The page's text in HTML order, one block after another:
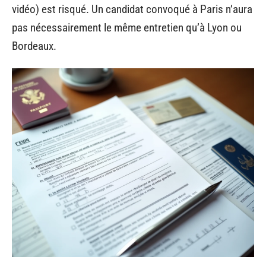
vidéo) est risqué. Un candidat convoqué à Paris n’aura
pas nécessairement le même entretien qu’à Lyon ou
Bordeaux.